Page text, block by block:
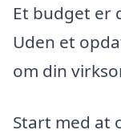
Et budget er
Uden et
om din
Start med at